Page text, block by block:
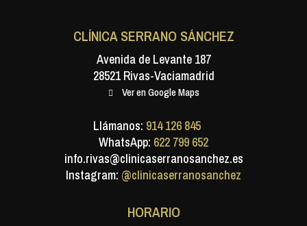
CLÍNICA SERRANO SÁNCHEZ
Avenida de Levante 187
28521 Rivas-Vaciamadrid
Ver en Google Maps
Llámanos: 914 126 845
WhatsApp: 622 799 652
info.rivas@clinicaserranosanchez.es
Instagram: @clinicaserranosanchez
HORARIO